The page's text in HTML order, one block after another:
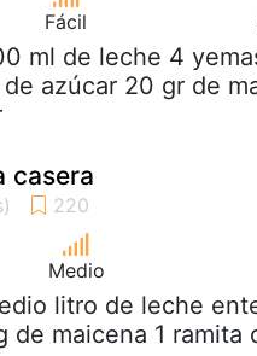
Fácil
ml de leche 4
azúcar 20 gr de
casera
Medio
litro de leche
de maicena 1